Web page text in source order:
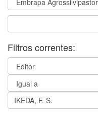
Filtros correntes: